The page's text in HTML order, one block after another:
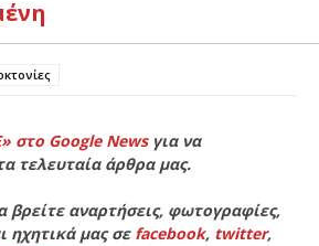
στο Google Newsγια να
τελευταία άρθρα μας.
βρείτε αναρτήσεις, φωτογραφίες,
ηχητικά μας σε facebook, twitter,